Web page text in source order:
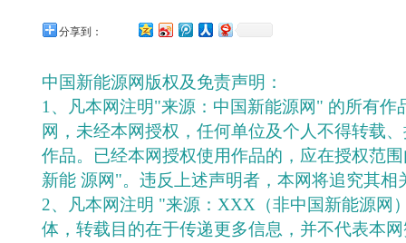
分享到：
中国新能源网版权及免责声明：
1、凡本网注明"来源：中国新能源网" 的所有作
网，未经本网授权，任何单位及个人不得转载
作品。已经本网授权使用作品的，应在授权范
新能 源网"。违反上述声明者，本网将追究其相
2、凡本网注明 "来源：XXX（非中国新能源网
体，转载目的在于传递更多信息，并不代表本